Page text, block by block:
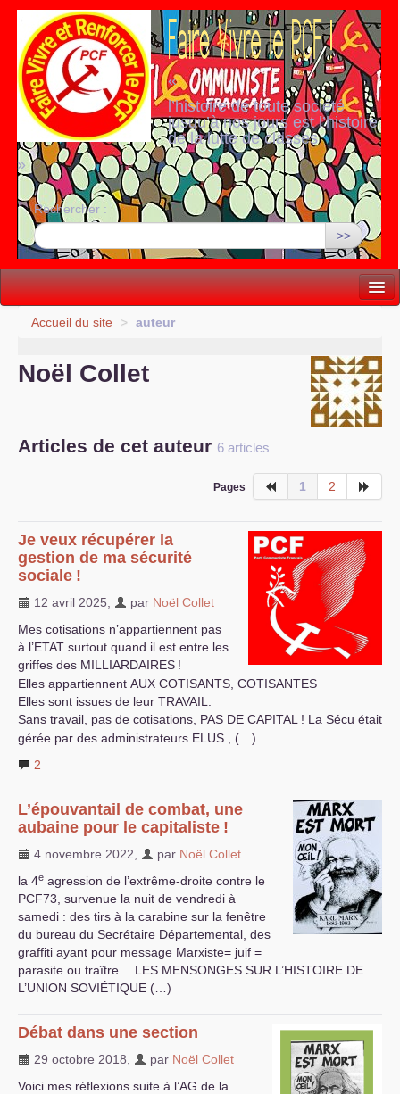
«
l’histoire de toute société
jusqu’à nos jours est l’histoire
de la lutte de classes
»
Rechercher :
>>
Vie politique
Accueil du site > auteur
Noël Collet
Articles de cet auteur 6 articles
Pages 1 2
Je veux récupérer la
gestion de ma sécurité
sociale !
12 avril 2025 par Noël Collet
Mes cotisations n’appartiennent pas
à l’ETAT surtout quand il est entre les
griffes des MILLIARDAIRES !
Elles appartiennent AUX COTISANTS COTISANTES
Elles sont issues de leur TRAVAIL
Sans travail, pas de cotisations, PAS DE CAPITAL ! La Sécu était
gérée par des administrateurs ELUS , (…)
2
L’épouvantail de combat, une
aubaine pour le capitaliste !
4 novembre 2022 par Noël Collet
la 4e agression de l’extrême-droite contre le
PCF73 , survenue la nuit de vendredi à
samedi : des tirs à la carabine sur la fenêtre
du bureau du Secrétaire Départemental, des
graffiti ayant pour message Marxiste= juif =
parasite ou traître… LES MENSONGES SUR L’HISTOIRE DE
L’UNION SOVIÉTIQUE (…)
Débat dans une section
29 octobre 2018 par Noël Collet
Voici mes réflexions suite à l’AG de la